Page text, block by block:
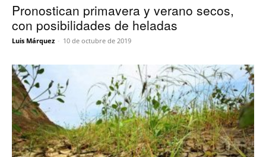
Pronostican primavera y verano secos,
con posibilidades de heladas
Luis Márquez - 10 de octubre de 2019